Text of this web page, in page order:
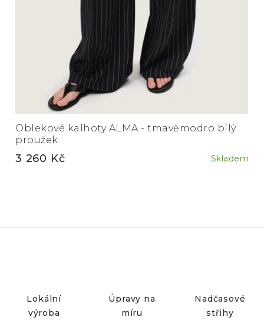
Lokální
výroba
Úpravy na
míru
Nadčasové
střihy
Oblekové kalhoty ALMA - tmavěmodro bílý
proužek
Skladem
3 260 Kč